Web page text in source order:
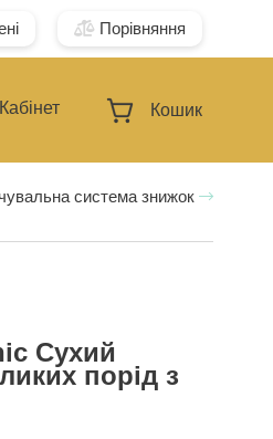
Порівняння
Кабінет Кошик
система знижок
Сухий
порід з